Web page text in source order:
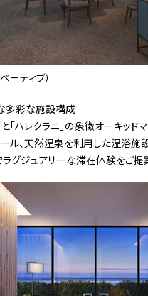
ーティブ）
多彩な施設構成
「ハレクラニ」の象徴オーキッ
ル、天然温泉を利用した温浴施
グジュアリーな滞在体験をご提